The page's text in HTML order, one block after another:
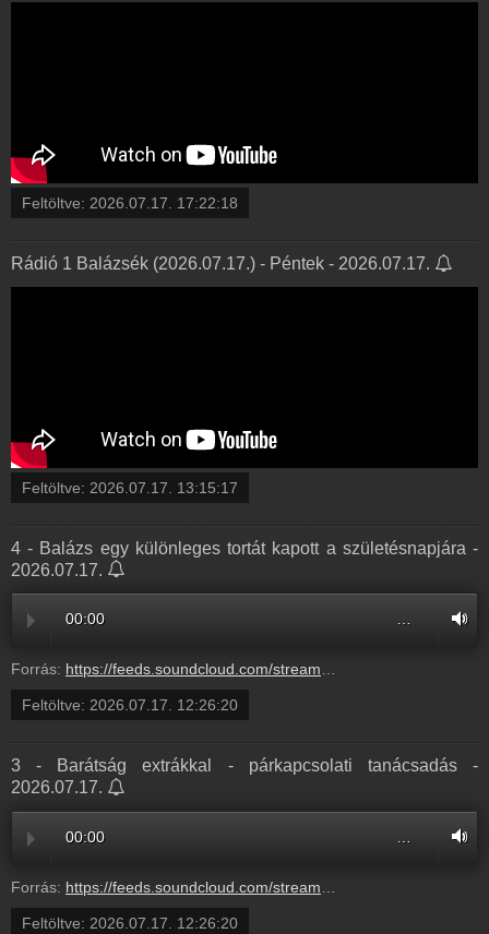
Feltöltve: 2026.07.17. 17:22:18
Rádió 1 Balázsék (2026.07.17.) - Péntek - 2026.07.17.
Feltöltve: 2026.07.17. 13:15:17
4 - Balázs egy különleges tortát kapott a születésnapjára -
2026.07.17.
00:00 …
Forrás: https://feeds.soundcloud.com/stream/2362628231-radio1hungary-4-balazs-egy-kulonleges-tortat-kapott-a-szuletesnapjara-4.mp3
Feltöltve: 2026.07.17. 12:26:20
3 - Barátság extrákkal - párkapcsolati tanácsadás -
2026.07.17.
00:00
Forrás: https://feeds.soundcloud.com/stream/2362628228-radio1hungary-3-baratsag-extrakkal-parkapcsolati-tanacsadas-3.mp3
Feltöltve: 2026.07.17. 12:26:20